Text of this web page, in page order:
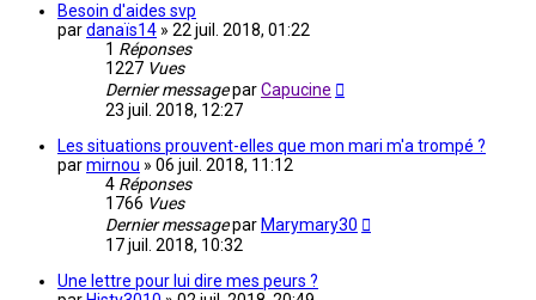
Besoin d'aides svp
pardanaïs14 » 22 juil. 2018, 01:22
1 Réponses
1227 Vues
Dernier messageparCapucine
23 juil. 2018, 12:27
Les situations prouvent-elles que mon mari m'a trompé ?
parmirnou » 06 juil. 2018, 11:12
4 Réponses
1766 Vues
Dernier messagepar Marymary30
17 juil. 2018, 10:32
Une lettre pour lui dire mes peurs ?